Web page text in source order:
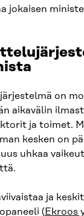
jokaisen
on
aikavälin
ja toimet.
kesken on
uhkaa
ja
(Ekroos